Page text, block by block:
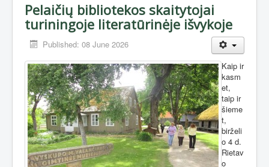
Pelaičių bibliotekos skaitytojai
turiningoje literatūrinėje išvykoje
Published: 08 June 2026
Kaip ir
kasm
et,
taip ir
šieme
t,
birželi
o 4 d.
Rietav
o